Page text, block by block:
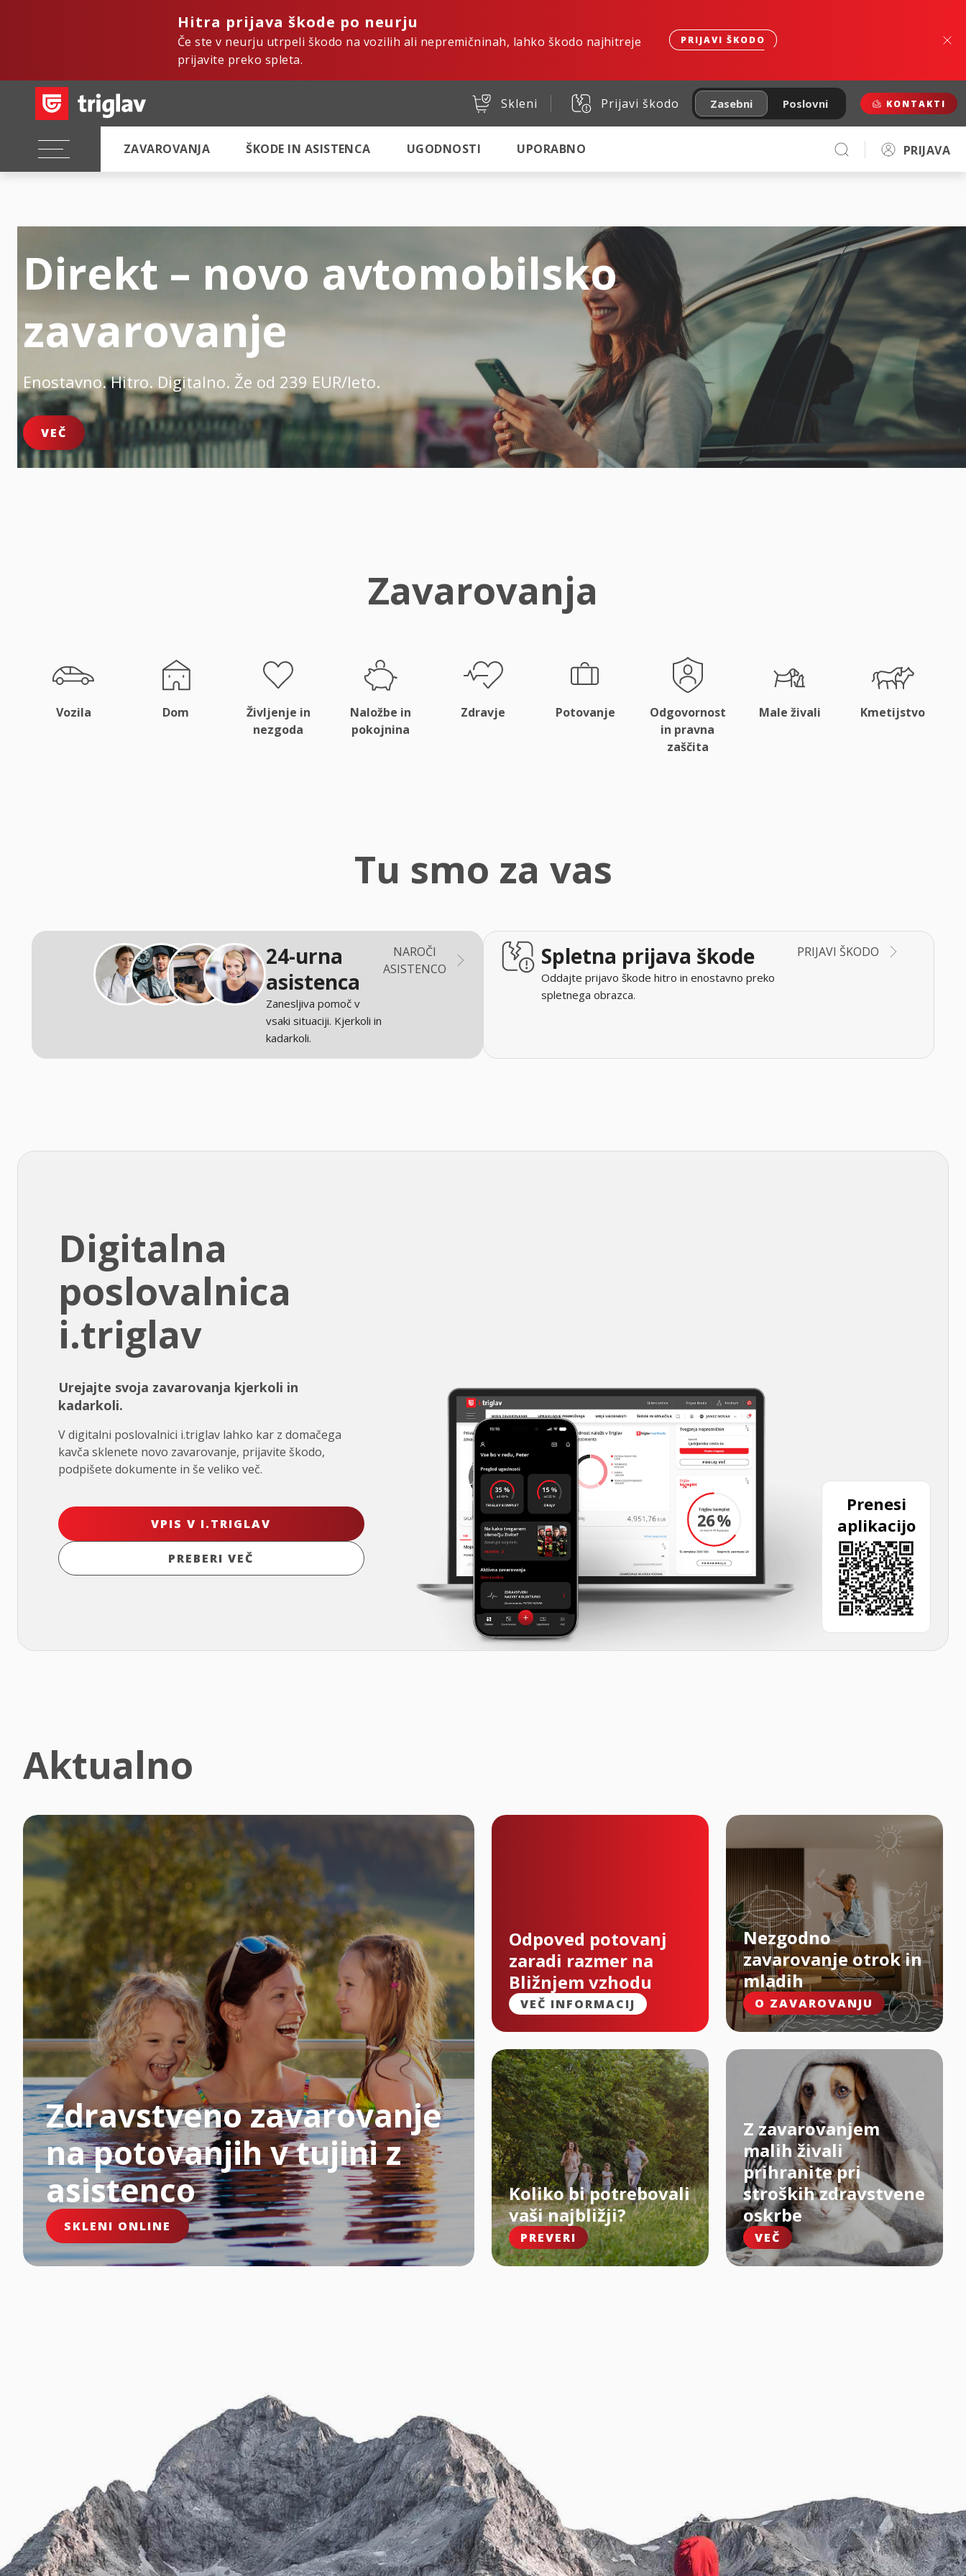
Hitra prijava škode po neurju
Če ste v neurju utrpeli škodo na vozilih ali nepremičninah, lahko škodo najhitreje
prijavite preko spleta.
PRIJAVI ŠKODO
Skleni Prijavi škodo Zasebni Poslovni KONTAKTI
ZAVAROVANJA ŠKODE IN ASISTENCA UGODNOSTI UPORABNO PRIJAVA
Direkt – novo avtomobilsko
zavarovanje
Enostavno. Hitro. Digitalno. Že od 239 EUR/leto.
VEČ
Zavarovanja
Vozila Dom
Življenje in
nezgoda
Naložbe in
pokojnina
Zdravje Potovanje
Odgovornost
in pravna
zaščita
Male živali Kmetijstvo
Tu smo za vas
24-urna
asistenca
Zanesljiva pomoč v
vsaki situaciji. Kjerkoli in
kadarkoli.
NAROČI
ASISTENCO
Spletna prijava škode
Oddajte prijavo škode hitro in enostavno preko
spletnega obrazca.
PRIJAVI ŠKODO
Digitalna
poslovalnica
i.triglav
Urejajte svoja zavarovanja kjerkoli in
kadarkoli.
V digitalni poslovalnici i.triglav lahko kar z domačega
kavča sklenete novo zavarovanje, prijavite škodo,
podpišete dokumente in še veliko več.
VPIS V I.TRIGLAV
PREBERI VEČ
Prenesi
aplikacijo
Aktualno
Zdravstveno zavarovanje
na potovanjih v tujini z
asistenco
SKLENI ONLINE
Odpoved potovanj
zaradi razmer na
Bližnjem vzhodu
VEČ INFORMACIJ
Nezgodno
zavarovanje otrok in
mladih
O ZAVAROVANJU
Koliko bi potrebovali
vaši najbližji?
PREVERI
Z zavarovanjem
malih živali
prihranite pri
stroških zdravstvene
oskrbe
VEČ